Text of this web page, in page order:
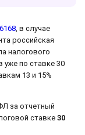
, в случае
российская
налогового
по ставке 30
13 и 15%
за отчетный
ставке 30